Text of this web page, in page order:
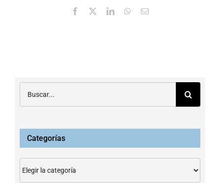
Facebook LinkedInWhatsApp
Correo
Categorías